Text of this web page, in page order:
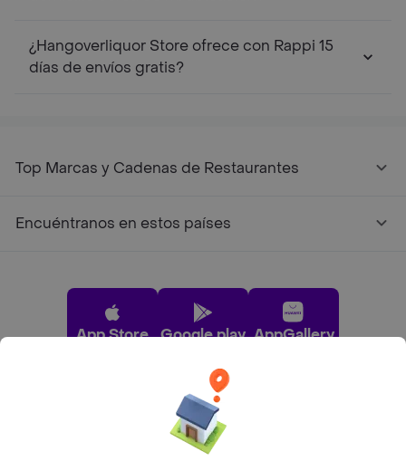
¿Hangoverliquor Store ofrece con Rappi 15
días de envíos gratis?
Top Marcas y Cadenas de Restaurantes
Encuéntranos en estos países
App Store Google play AppGallery
Pide tu comida favorita cerca de ti